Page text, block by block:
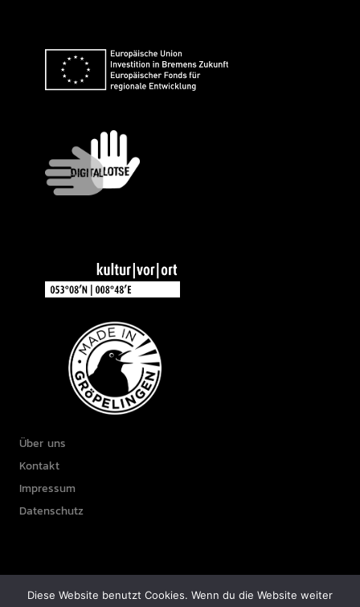
Über uns
Kontakt
Impressum
Datenschutz
Diese Website benutzt Cookies. Wenn du die Website weiter